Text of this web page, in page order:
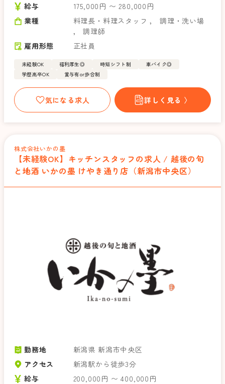
給与
175,000円 〜 280,000円
業種
料理長・料理スタッフ，
調理・洗い場
，
調理師
雇用形態
正社員
未経験OK 福利厚生◎ 時短シフト制
車バイク◎
学歴高卒OK
賞与有or歩合制
気になる求人 詳しく見る 〉
株式会社いかの墨
【未経験OK】キッチンスタッフの求人 / 越後の旬
と地酒 いかの墨 けやき通り店（新潟市中央区）
勤務地
新潟県 新潟市中央区
アクセス
新潟駅から徒歩3分
給与
200,000円 〜 400,000円